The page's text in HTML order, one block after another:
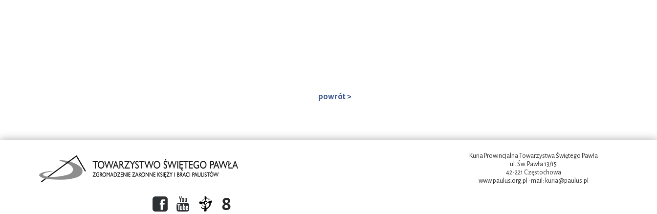
powrót >
Kuria Prowincjalna Towarzystwa Świętego Pawła
ul. Św. Pawła 13/15
42-221 Częstochowa
www.paulus.org.pl • mail: kuria@paulus.pl